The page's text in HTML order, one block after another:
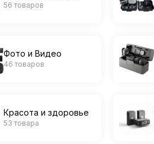
56 товаров
Фото и Видео
46 товаров
Красота и здоровье
53 товара